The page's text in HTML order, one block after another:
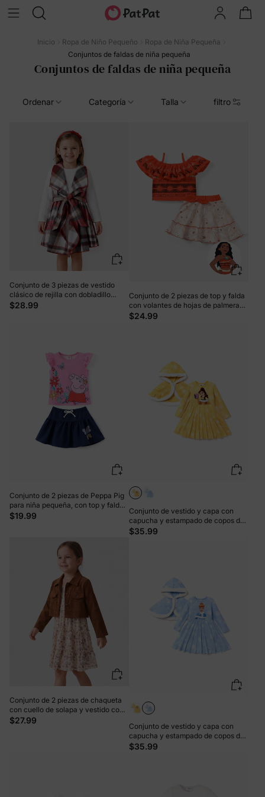
Inicio Ropa de Niño Pequeño
Ropa de Niña Pequeña
Conjuntos de faldas de niña pequeña
Conjuntos de faldas de niña pequeña
Ordenar Categoría Talla filtro
Conjunto de 3 piezas de vestido
clásico de rejilla con dobladillo
asimétrico para niña pequeña, rojo
$28.99
Conjunto de 2 piezas de top y falda
con volantes de hojas de palmera
de la princesa Disney Moana para
$24.99
Conjunto de 2 piezas de Peppa Pig
para niña pequeña, con top y falda
con mangas con volantes y
$19.99
Conjunto de vestido y capa con
capucha y estampado de copos de
nieve de la princesa Disney Naia?
$35.99
Conjunto de 2 piezas de chaqueta
con cuello de solapa y vestido con
volantes florales para niña pequeña
$27.99
Conjunto de vestido y capa con
capucha y estampado de copos de
nieve de la princesa Disney Naia
$35.99